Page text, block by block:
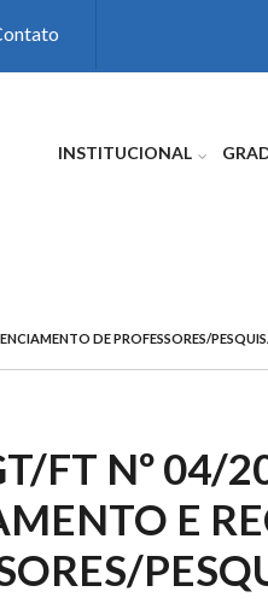
INSTITUCIONAL
DE PROFESSORES/
FT Nº 04/
E